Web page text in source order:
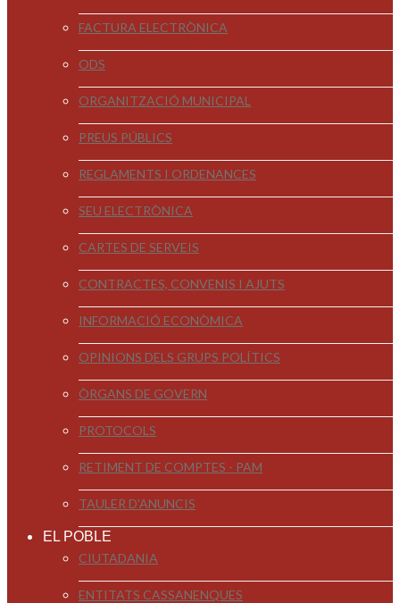
FACTURA ELECTRÒNICA
ODS
ORGANITZACIÓ MUNICIPAL
PREUS PÚBLICS
REGLAMENTS I ORDENANCES
SEU ELECTRÒNICA
CARTES DE SERVEIS
CONTRACTES, CONVENIS I AJUTS
INFORMACIÓ ECONÒMICA
OPINIONS DELS GRUPS POLÍTICS
ÒRGANS DE GOVERN
PROTOCOLS
RETIMENT DE COMPTES - PAM
TAULER D'ANUNCIS
EL POBLE
CIUTADANIA
ENTITATS CASSANENQUES